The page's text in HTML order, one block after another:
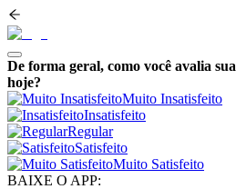
De forma geral, como você avalia
hoje?
Muito Insatisfeito
Insatisfeito
Regular
Satisfeito
Muito Satisfeito
BAIXE O APP: